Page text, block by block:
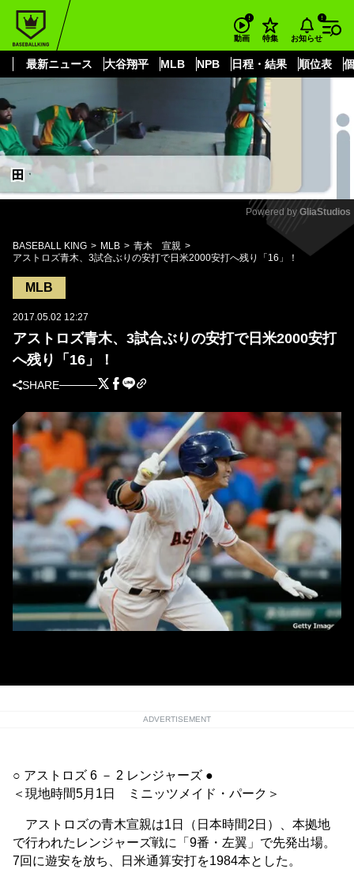
動画 特集 お知らせ
最新ニュース 大谷翔平 MLB NPB 日程・結果 順位表
もっと見る
Mute
Powered by GliaStudios
BASEBALL KING MLB
青木 宣親
アストロズ青木、3試合ぶりの安打で日米2000安打へ残り「16」！
MLB
2017.05.02 12:27
アストロズ青木、3試合ぶりの安打で日米2000安打
へ残り「16」！
SHARE
ADVERTISEMENT
○ アストロズ 6 － 2 レンジャーズ ●
＜現地時間5月1日 ミニッツメイド・パーク＞
アストロズの青木宣親は1日（日本時間2日）、本拠地
で行われたレンジャーズ戦に「9番・左翼」で先発出場。
7回に遊安を放ち、日米通算安打を1984本とした。